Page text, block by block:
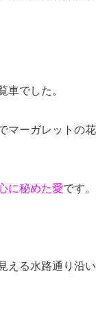
車でした。
マーガレットの花
に秘めた愛です。
える水路通り沿い